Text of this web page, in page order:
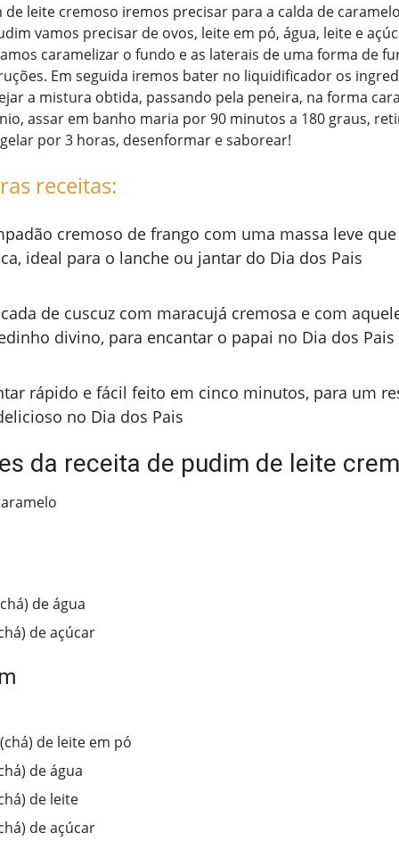
de leite cremoso iremos precisar para a calda de
vamos precisar de ovos, leite em pó, água, leite e
caramelizar o fundo e as laterais de uma forma de
Em seguida iremos bater no liquidificador os
a mistura obtida, passando pela peneira, na forma
assar em banho maria por 90 minutos a 180 graus,
por 3 horas, desenformar e saborear!
receitas:
cremoso de frango com uma massa leve
ideal para o lanche ou jantar do Dia dos Pais
de cuscuz com maracujá cremosa e com
divino, para encantar o papai no Dia dos Pais
rápido e fácil feito em cinco minutos, para um
no Dia dos Pais
da receita de pudim de leite
de água
de açúcar
de leite em pó
de água
de leite
de açúcar